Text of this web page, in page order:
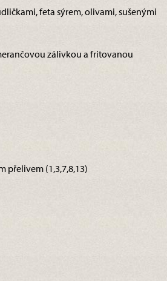
feta sýrem, olivami, sušenými
zálivkou a fritovanou
přelivem (1,3,7,8,13)